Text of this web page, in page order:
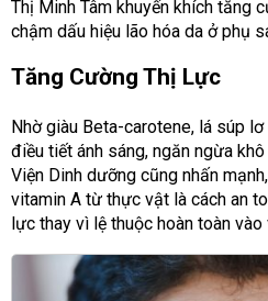
Thị Minh Tâm khuyến khích tăng
chậm dấu hiệu lão hóa da ở phụ
Tăng Cường Thị Lực
Nhờ giàu Beta-carotene, lá súp
điều tiết ánh sáng, ngăn ngừa
Viện Dinh dưỡng cũng nhấn
vitamin A từ thực vật là cách an
lực thay vì lệ thuộc hoàn toàn